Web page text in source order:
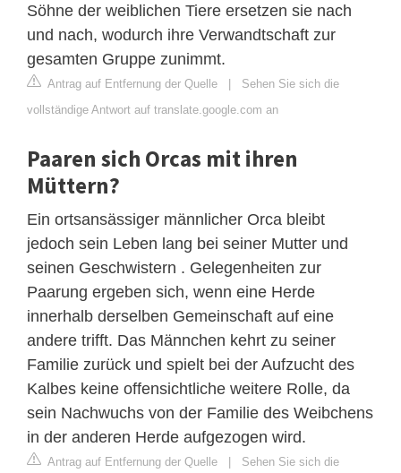
Söhne der weiblichen Tiere ersetzen sie nach
und nach, wodurch ihre Verwandtschaft zur
gesamten Gruppe zunimmt.
Antrag auf Entfernung der Quelle | Sehen Sie sich die
vollständige Antwort auf translate.google.com an
Paaren sich Orcas mit ihren
Müttern?
Ein ortsansässiger männlicher Orca bleibt
jedoch sein Leben lang bei seiner Mutter und
seinen Geschwistern . Gelegenheiten zur
Paarung ergeben sich, wenn eine Herde
innerhalb derselben Gemeinschaft auf eine
andere trifft. Das Männchen kehrt zu seiner
Familie zurück und spielt bei der Aufzucht des
Kalbes keine offensichtliche weitere Rolle, da
sein Nachwuchs von der Familie des Weibchens
in der anderen Herde aufgezogen wird.
Antrag auf Entfernung der Quelle | Sehen Sie sich die